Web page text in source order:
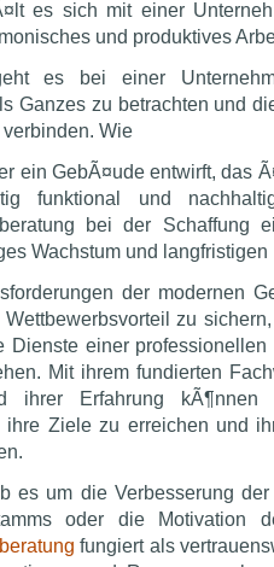
es sich mit einer
und produktives
es bei einer
Ganzes zu betrachten und
Wie
ein GebÃ¤ude entwirft, das
funktional und
bei der Schaffung
Wachstum und langfristigen
der modernen
zu
Dienste einer
Mit ihrem fundierten
ihrer Erfahrung kÃ¶nnen
ihre Ziele zu erreichen und
es um die Verbesserung
oder die Motivation
fungiert als